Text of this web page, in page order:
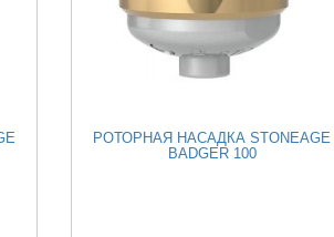
РОТОРНАЯ НАСАДКА STONEAGE
BADGER 100